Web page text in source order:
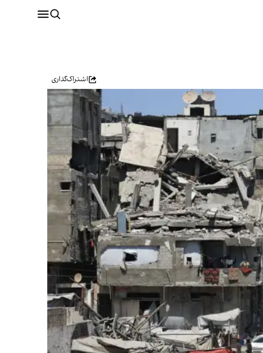
اشتراک‌گذاری